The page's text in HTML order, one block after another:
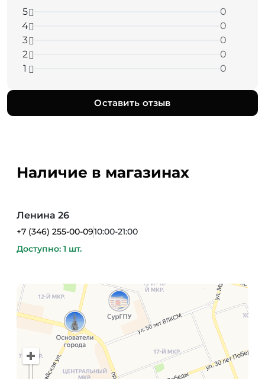
5
0
4
0
3
0
2
0
1
0
Оставить отзыв
Наличие в магазинах
Ленина 26
+7 (346) 255-00-0910:00-21:00
Доступно: 1 шт.